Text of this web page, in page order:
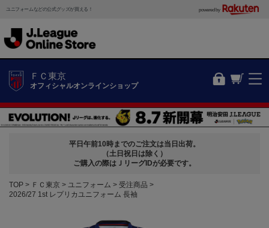
ユニフォームなどの公式グッズが買える！ powered by
ＦＣ東京
オフィシャルオンラインショップ
平日午前10時までのご注文は当日出荷。
（土日祝日は除く）
ご購入の際はＪリーグIDが必要です。
TOP ＦＣ東京 ユニフォーム
受注商品
2026/27 1st レプリカユニフォーム 長袖